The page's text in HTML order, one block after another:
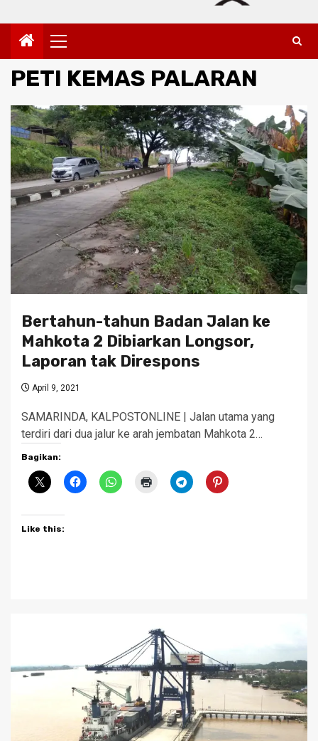
Primary
Menu
PETI KEMAS PALARAN
Bertahun-tahun Badan Jalan ke
Mahkota 2 Dibiarkan Longsor,
Laporan tak Direspons
April 9, 2021
SAMARINDA, KALPOSTONLINE | Jalan utama yang
terdiri dari dua jalur ke arah jembatan Mahkota 2…
Bagikan:
Like this: